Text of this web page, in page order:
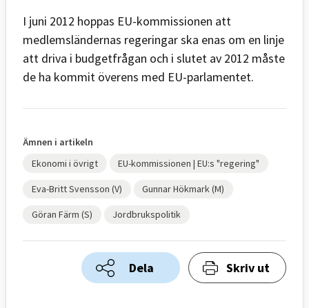
I juni 2012 hoppas EU-kommissionen att
medlemsländernas regeringar ska enas om en linje
att driva i budgetfrågan och i slutet av 2012 måste
de ha kommit överens med EU-parlamentet.
Ämnen i artikeln
Ekonomi i övrigt
EU-kommissionen | EU:s "regering"
Eva-Britt Svensson (V) Gunnar Hökmark (M)
Göran Färm (S) Jordbrukspolitik
Dela Skriv ut